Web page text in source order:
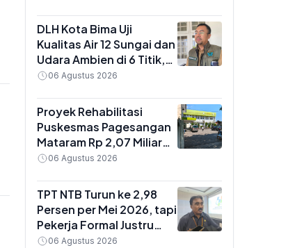
BBM Subsidi
DLH Kota Bima Uji
Kualitas Air 12 Sungai dan
Udara Ambien di 6 Titik,
Hasilnya Jadi Dasar
Pencemaran
06 Agustus 2026
Proyek Rehabilitasi
Puskesmas Pagesangan
Mataram Rp 2,07 Miliar
Jalan Lagi Usai Rekanan
Normal
06 Agustus 2026
TPT NTB Turun ke 2,98
Persen per Mei 2026, tapi
Pekerja Formal Justru
Menyusut Hampir 1 Juta
06 Agustus 2026